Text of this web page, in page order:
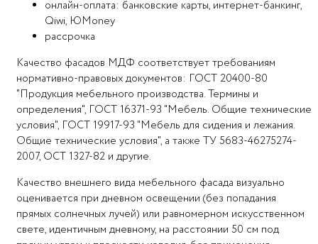
онлайн-оплата: банковские карты, интернет-банкинг,
Qiwi, ЮMoney
рассрочка
Качество фасадов МДФ соответствует требованиям
нормативно-правовых документов: ГОСТ 20400-80
"Продукция мебельного производства. Термины и
определения", ГОСТ 16371-93 "Мебель. Общие технические
условия", ГОСТ 19917-93 "Мебель для сидения и лежания.
Общие технические условия", а также ТУ 5683-46275274-
2007, ОСТ 1327-82 и другие.
Качество внешнего вида мебельного фасада визуально
оценивается при дневном освещении (без попадания
прямых солнечных лучей) или равномерном искусственном
свете, идентичным дневному, на расстоянии 50 см под